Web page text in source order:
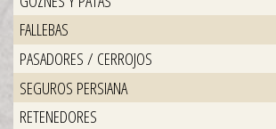
FALLEBAS
PASADORES / CERROJOS
SEGUROS PERSIANA
RETENEDORES